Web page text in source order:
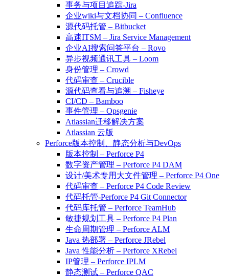
事务与项目追踪-Jira
企业wiki与文档协同 – Confluence
源代码托管 – Bitbucket
高速ITSM – Jira Service Management
企业AI搜索问答平台 – Rovo
异步视频通讯工具 – Loom
身份管理 – Crowd
代码审查 – Crucible
源代码查看与追溯 – Fisheye
CI/CD – Bamboo
事件管理 – Opsgenie
Atlassian迁移解决方案
Atlassian 云版
Perforce版本控制、静态分析与DevOps
版本控制 – Perforce P4
数字资产管理 – Perforce P4 DAM
设计/美术专用大文件管理 – Perforce P4 One
代码审查 – Perforce P4 Code Review
代码托管-Perforce P4 Git Connector
代码库托管 – Perforce TeamHub
敏捷规划工具 – Perforce P4 Plan
生命周期管理 – Perforce ALM
Java 热部署 – Perforce JRebel
Java 性能分析 – Perforce XRebel
IP管理 – Perforce IPLM
静态测试 – Perforce QAC